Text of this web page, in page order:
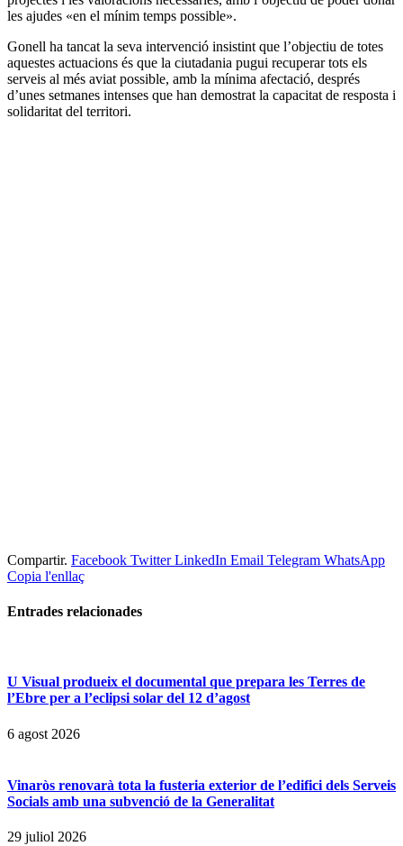
les ajudes «en el mínim temps possible».
Gonell ha tancat la seva intervenció insistint que l’objectiu de totes
aquestes actuacions és que la ciutadania pugui recuperar tots els
serveis al més aviat possible, amb la mínima afectació, després
d’unes setmanes intenses que han demostrat la capacitat de resposta i
solidaritat del territori.
Compartir. Facebook Twitter LinkedIn Email Telegram WhatsApp
Copia l'enllaç
Entrades relacionades
U Visual produeix el documental que prepara les Terres de
l’Ebre per a l’eclipsi solar del 12 d’agost
6 agost 2026
Vinaròs renovarà tota la fusteria exterior de l’edifici dels Serveis
Socials amb una subvenció de la Generalitat
29 juliol 2026